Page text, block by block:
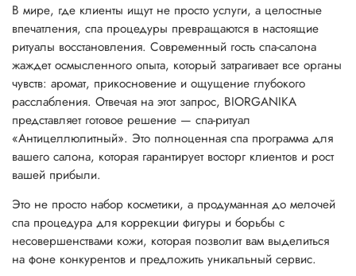
В мире, где клиенты ищут не просто услуги, а целостные
впечатления, спа процедуры превращаются в настоящие
ритуалы восстановления. Современный гость спа-салона
жаждет осмысленного опыта, который затрагивает все органы
чувств: аромат, прикосновение и ощущение глубокого
расслабления. Отвечая на этот запрос, BIORGANIKA
представляет готовое решение — спа-ритуал
«Антицеллюлитный». Это полноценная спа программа для
вашего салона, которая гарантирует восторг клиентов и рост
вашей прибыли.
Это не просто набор косметики, а продуманная до мелочей
спа процедура для коррекции фигуры и борьбы с
несовершенствами кожи, которая позволит вам выделиться
на фоне конкурентов и предложить уникальный сервис.